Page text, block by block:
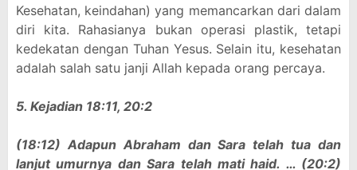
Kesehatan, keindahan) yang memancarkan dari dalam
diri kita. Rahasianya bukan operasi plastik, tetapi
kedekatan dengan Tuhan Yesus. Selain itu, kesehatan
adalah salah satu janji Allah kepada orang percaya.
5. Kejadian 18:11, 20:2
(18:12) Adapun Abraham dan Sara telah tua dan
lanjut umurnya dan Sara telah mati haid. … (20:2)